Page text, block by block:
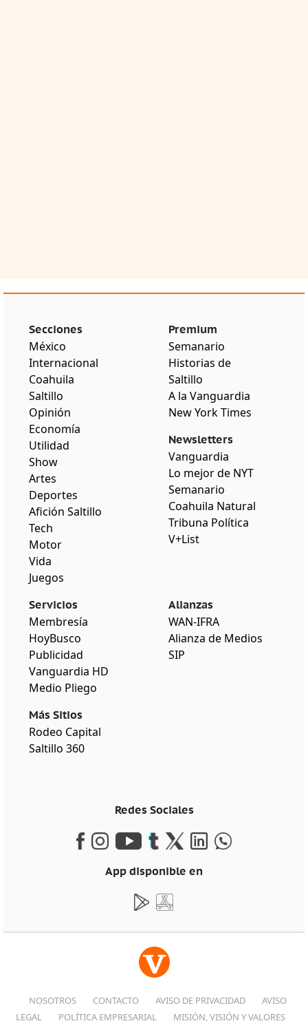
Secciones
México
Internacional
Coahuila
Saltillo
Opinión
Economía
Utilidad
Show
Artes
Deportes
Afición Saltillo
Tech
Motor
Vida
Juegos
Premium
Semanario
Historias de
Saltillo
A la Vanguardia
New York Times
Newsletters
Vanguardia
Lo mejor de NYT
Semanario
Coahuila Natural
Tribuna Política
V+List
Servicios
Membresía
HoyBusco
Publicidad
Vanguardia HD
Medio Pliego
Más Sitios
Rodeo Capital
Saltillo 360
Alianzas
WAN-IFRA
Alianza de Medios
SIP
Redes Sociales
App disponible en
NOSOTROS CONTACTO AVISO DE PRIVACIDAD
AVISO
LEGAL
POLÍTICA EMPRESARIAL MISIÓN, VISIÓN Y VALORES